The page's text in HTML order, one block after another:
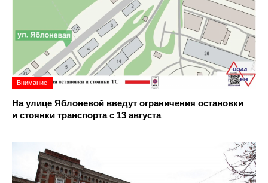
Внимание!
На улице Яблоневой введут ограничения остановки
и стоянки транспорта с 13 августа